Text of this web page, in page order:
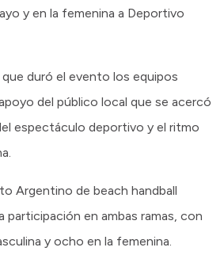
y en la femenina a Deportivo
duró el evento los equipos
del público local que se acercó
espectáculo deportivo y el ritmo
Argentino de beach handball
participación en ambas ramas, con
y ocho en la femenina.